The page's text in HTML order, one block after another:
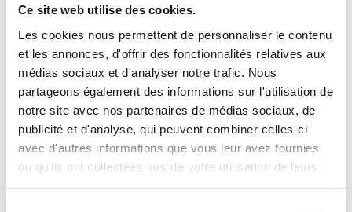
Ce site web utilise des cookies.
Les cookies nous permettent de personnaliser le contenu
et les annonces, d'offrir des fonctionnalités relatives aux
médias sociaux et d'analyser notre trafic. Nous
partageons également des informations sur l'utilisation de
notre site avec nos partenaires de médias sociaux, de
publicité et d'analyse, qui peuvent combiner celles-ci
avec d'autres informations que vous leur avez fournies
ou qu'ils ont collectées lors de votre utilisation de leurs
VOIR LA RECETTE